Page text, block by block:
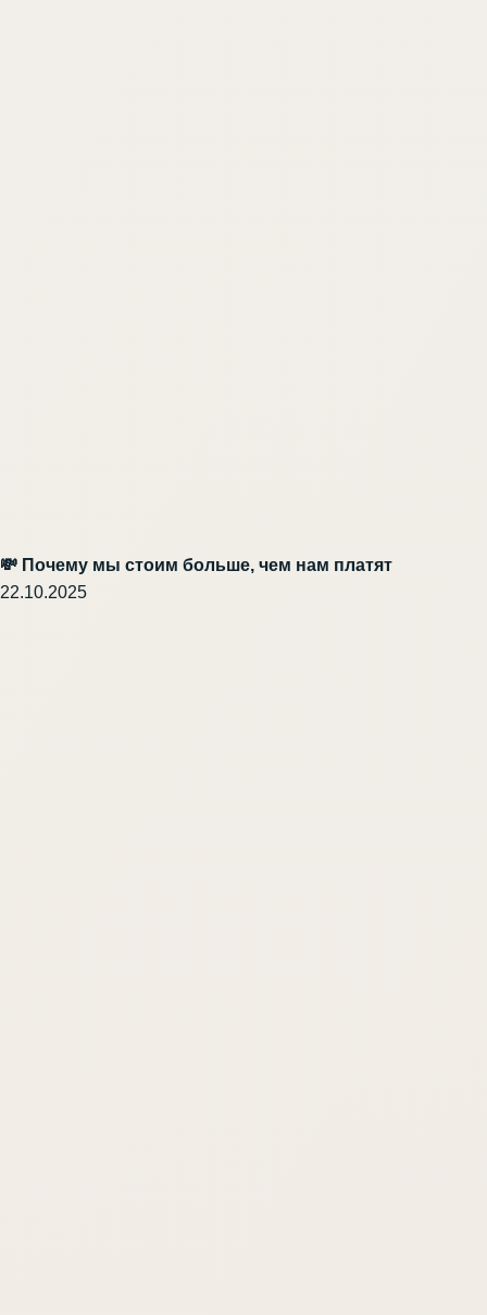
💸 Почему мы стоим больше, чем нам платят
22.10.2025